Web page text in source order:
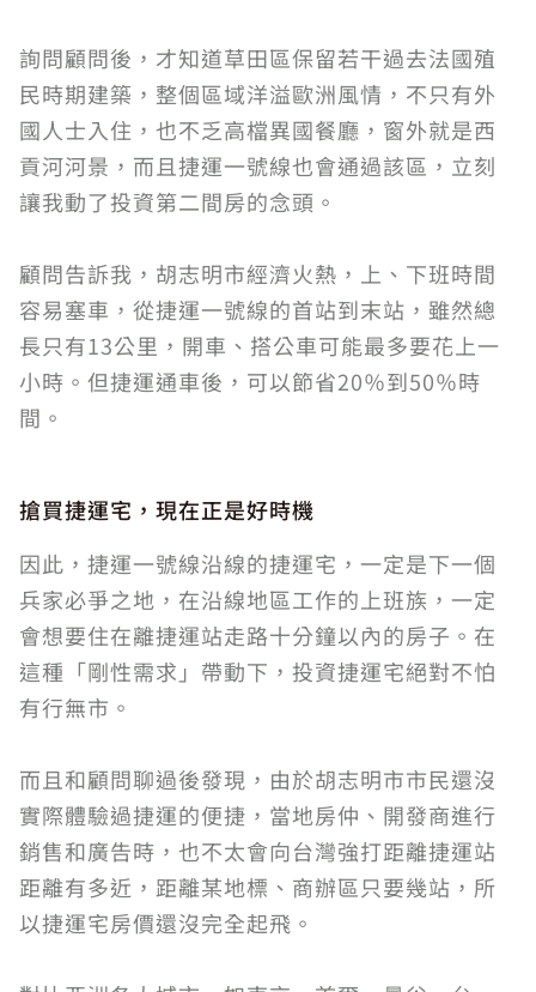
詢問顧問後，才知道草田區保留若干過去法國殖
民時期建築，整個區域洋溢歐洲風情，不只有外
國人士入住，也不乏高檔異國餐廳，窗外就是西
貢河河景，而且捷運一號線也會通過該區，立刻
讓我動了投資第二間房的念頭。
顧問告訴我，胡志明市經濟火熱，上、下班時間
容易塞車，從捷運一號線的首站到末站，雖然總
長只有13公里，開車、搭公車可能最多要花上一
小時。但捷運通車後，可以節省20％到50％時
間。
搶買捷運宅，現在正是好時機
因此，捷運一號線沿線的捷運宅，一定是下一個
兵家必爭之地，在沿線地區工作的上班族，一定
會想要住在離捷運站走路十分鐘以內的房子。在
這種「剛性需求」帶動下，投資捷運宅絕對不怕
有行無市。
而且和顧問聊過後發現，由於胡志明市市民還沒
實際體驗過捷運的便捷，當地房仲、開發商進行
銷售和廣告時，也不太會向台灣強打距離捷運站
距離有多近，距離某地標、商辦區只要幾站，所
以捷運宅房價還沒完全起飛。